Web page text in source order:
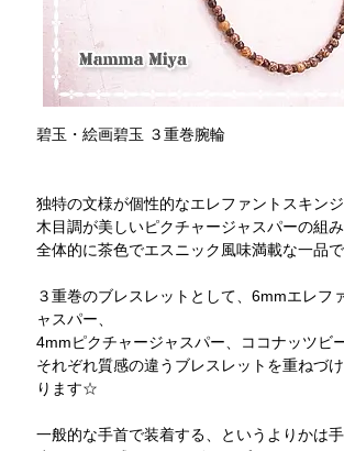
碧玉・絵画碧玉 ３重巻腕輪
独特の文様が個性的なエレファントスキン
木目調が美しいピクチャージャスパーの組み
全体的に茶色でエスニック風味満載な一品
３重巻のブレスレットとして、6mmエレフ
ャスパー、
4mmピクチャージャスパー、ココナッツビ
それぞれ質感の違うブレスレットを重ねづ
ります☆
一般的な手首で装着する、というよりかは